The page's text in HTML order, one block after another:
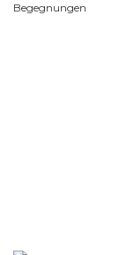
Begegnungen